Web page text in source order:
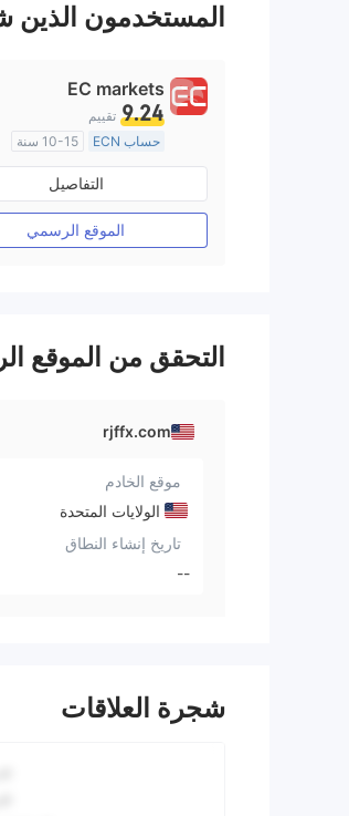
المستخدمون الذين
EC markets
9.24 تقييم
حساب ECN
10-15 سنة
منظمة في أستراليا
صناعة السوق (MM)
رخصة كاملة ميتاتريدر ٤
التفاصيل
الموقع الرسمي
التحقق من الموقع
rjffx.com
موقع الخادم
الولايات المتحدة
تاريخ إنشاء النطاق
--
شجرة العلاقات